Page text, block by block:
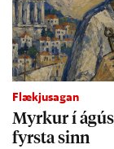
Flækjusagan
Myrk­ur í
fyrsta sinn